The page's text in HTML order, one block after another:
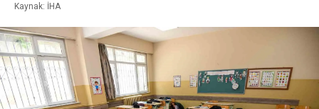
Kaynak: İHA